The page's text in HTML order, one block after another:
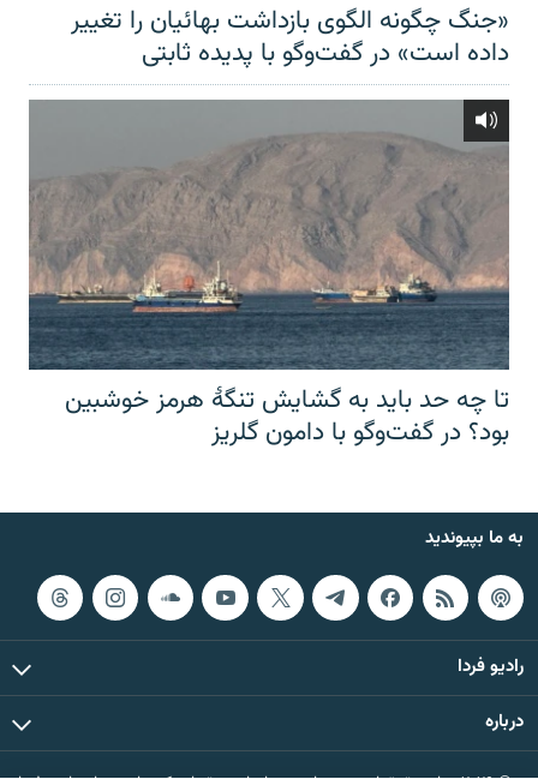
«جنگ چگونه الگوی بازداشت بهائیان را تغییر
داده است» در گفت‌وگو با پدیده ثابتی
تا چه حد باید به گشایش تنگهٔ هرمز خوشبین
بود؟ در گفت‌وگو با دامون گلریز
به ما بپیوندید
رادیو فردا
درباره